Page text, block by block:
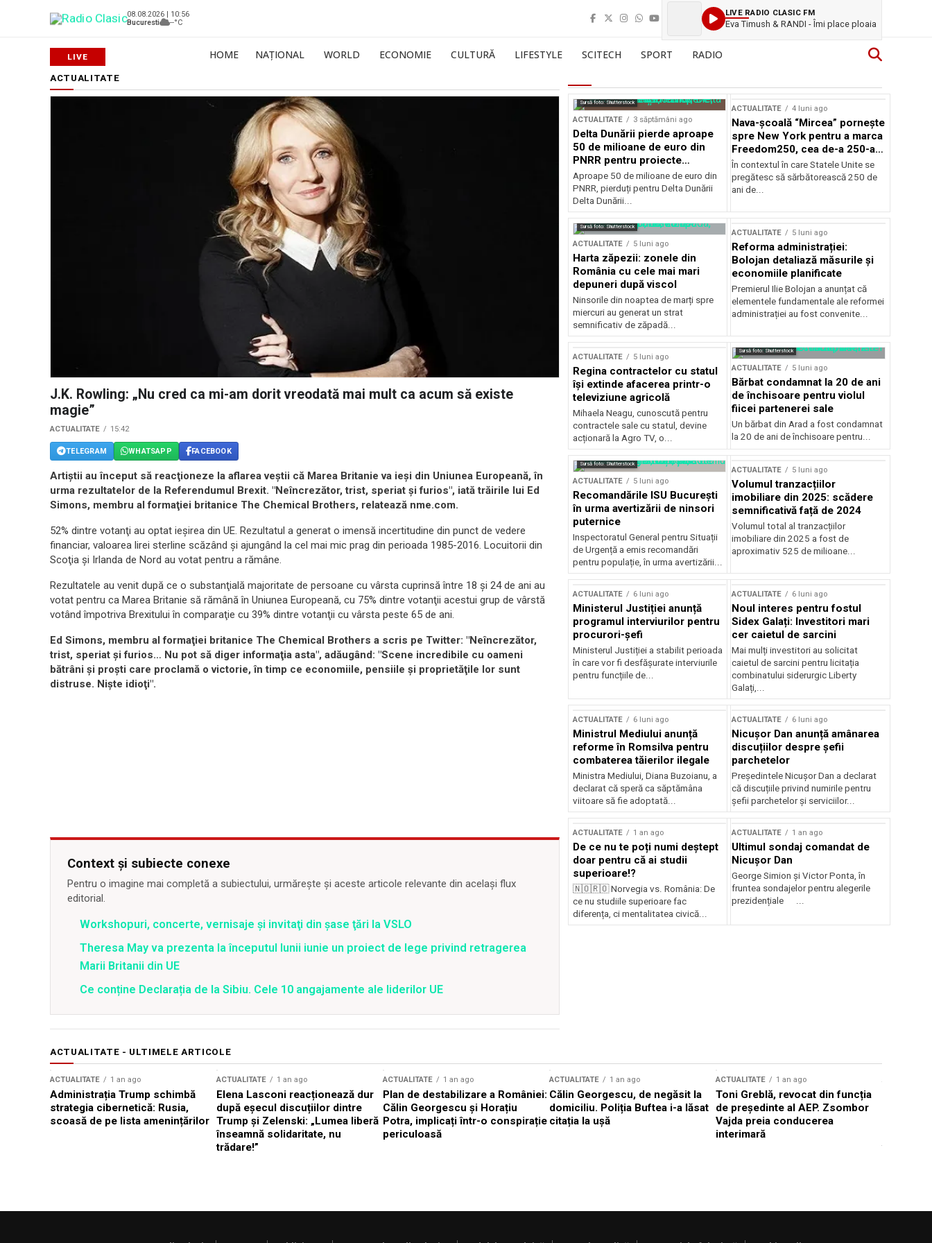
08.08.2026 | 10:56
Bucuresti
--°C
LIVE RADIO CLASIC FM
Eva Timush & RANDI - Îmi place ploaia
HOME NAȚIONAL WORLD ECONOMIE CULTURĂ LIFESTYLE SCITECH SPORT RADIO
ACTUALITATE
J.K. Rowling: „Nu cred ca mi-am dorit vreodată mai mult ca acum să existe
magie”
ACTUALITATE 15:42
TELEGRAM WHATSAPP FACEBOOK
Artiştii au început să reacţioneze la aflarea veştii că Marea Britanie va ieşi din Uniunea Europeană, în
urma rezultatelor de la Referendumul Brexit. "Neîncrezător, trist, speriat şi furios", iată trăirile lui Ed
Simons, membru al formaţiei britanice The Chemical Brothers, relatează nme.com.
52% dintre votanţi au optat ieşirea din UE. Rezultatul a generat o imensă incertitudine din punct de vedere
financiar, valoarea lirei sterline scăzând şi ajungând la cel mai mic prag din perioada 1985-2016. Locuitorii din
Scoţia şi Irlanda de Nord au votat pentru a rămâne.
Rezultatele au venit după ce o substanţială majoritate de persoane cu vârsta cuprinsă între 18 şi 24 de ani au
votat pentru ca Marea Britanie să rămână în Uniunea Europeană, cu 75% dintre votanţii acestui grup de vârstă
votând împotriva Brexitului în comparaţie cu 39% dintre votanţii cu vârsta peste 65 de ani.
Ed Simons, membru al formaţiei britanice The Chemical Brothers a scris pe Twitter: "Neîncrezător,
trist, speriat şi furios… Nu pot să diger informaţia asta", adăugând: "Scene incredibile cu oameni
bătrâni şi proşti care proclamă o victorie, în timp ce economiile, pensiile şi proprietăţile lor sunt
distruse. Nişte idioţi".
Context și subiecte conexe
Pentru o imagine mai completă a subiectului, urmărește și aceste articole relevante din același flux
editorial.
Workshopuri, concerte, vernisaje şi invitaţi din şase ţări la VSLO
Theresa May va prezenta la începutul lunii iunie un proiect de lege privind retragerea
Marii Britanii din UE
Ce conține Declarația de la Sibiu. Cele 10 angajamente ale liderilor UE
Sursă foto: Shutterstock
ACTUALITATE 3 săptămâni ago
Delta Dunării pierde aproape
50 de milioane de euro din
PNRR pentru proiecte
esențiale
Aproape 50 de milioane de euro din
PNRR, pierduți pentru Delta Dunării
Delta Dunării...
ACTUALITATE 4 luni ago
Nava-școală “Mircea” pornește
spre New York pentru a marca
Freedom250, cea de-a 250-a
aniversare a Statelor Unite
În contextul în care Statele Unite se
pregătesc să sărbătorească 250 de
ani de...
Sursă foto: Shutterstock
ACTUALITATE 5 luni ago
Harta zăpezii: zonele din
România cu cele mai mari
depuneri după viscol
Ninsorile din noaptea de marți spre
miercuri au generat un strat
semnificativ de zăpadă...
ACTUALITATE 5 luni ago
Reforma administrației:
Bolojan detaliază măsurile și
economiile planificate
Premierul Ilie Bolojan a anunțat că
elementele fundamentale ale reformei
administrației au fost convenite...
ACTUALITATE 5 luni ago
Regina contractelor cu statul
își extinde afacerea printr-o
televiziune agricolă
Mihaela Neagu, cunoscută pentru
contractele sale cu statul, devine
acționară la Agro TV, o...
Sursă foto: Shutterstock
ACTUALITATE 5 luni ago
Bărbat condamnat la 20 de ani
de închisoare pentru violul
fiicei partenerei sale
Un bărbat din Arad a fost condamnat
la 20 de ani de închisoare pentru...
Sursă foto: Shutterstock
ACTUALITATE 5 luni ago
Recomandările ISU București
în urma avertizării de ninsori
puternice
Inspectoratul General pentru Situații
de Urgență a emis recomandări
pentru populație, în urma avertizării...
ACTUALITATE 5 luni ago
Volumul tranzacțiilor
imobiliare din 2025: scădere
semnificativă față de 2024
Volumul total al tranzacțiilor
imobiliare din 2025 a fost de
aproximativ 525 de milioane...
ACTUALITATE 6 luni ago
Ministerul Justiției anunță
programul interviurilor pentru
procurori-șefi
Ministerul Justiției a stabilit perioada
în care vor fi desfășurate interviurile
pentru funcțiile de...
ACTUALITATE 6 luni ago
Noul interes pentru fostul
Sidex Galați: Investitori mari
cer caietul de sarcini
Mai mulți investitori au solicitat
caietul de sarcini pentru licitația
combinatului siderurgic Liberty
Galați,...
ACTUALITATE 6 luni ago
Ministrul Mediului anunță
reforme în Romsilva pentru
combaterea tăierilor ilegale
Ministra Mediului, Diana Buzoianu, a
declarat că speră ca săptămâna
viitoare să fie adoptată...
ACTUALITATE 6 luni ago
Nicușor Dan anunță amânarea
discuțiilor despre șefii
parchetelor
Președintele Nicușor Dan a declarat
că discuțiile privind numirile pentru
șefii parchetelor și serviciilor...
ACTUALITATE 1 an ago
De ce nu te poți numi deștept
doar pentru că ai studii
superioare!?
🇳🇴🇷🇴 Norvegia vs. România: De
ce nu studiile superioare fac
diferența, ci mentalitatea civică...
ACTUALITATE 1 an ago
Ultimul sondaj comandat de
Nicușor Dan
George Simion și Victor Ponta, în
fruntea sondajelor pentru alegerile
prezidențiale ...
ACTUALITATE - ULTIMELE ARTICOLE
ACTUALITATE 1 an ago
Administrația Trump schimbă
strategia cibernetică: Rusia,
scoasă de pe lista amenințărilor
ACTUALITATE 1 an ago
Elena Lasconi reacționează dur
după eșecul discuțiilor dintre
Trump și Zelenski: „Lumea liberă
înseamnă solidaritate, nu
trădare!”
ACTUALITATE 1 an ago
Plan de destabilizare a României:
Călin Georgescu și Horațiu
Potra, implicați într-o conspirație
periculoasă
ACTUALITATE 1 an ago
Călin Georgescu, de negăsit la
domiciliu. Poliția Buftea i-a lăsat
citația la ușă
ACTUALITATE 1 an ago
Toni Greblă, revocat din funcția
de președinte al AEP. Zsombor
Vajda preia conducerea
interimară